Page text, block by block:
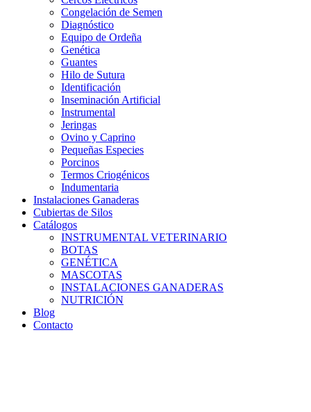
Congelación de Semen
Diagnóstico
Equipo de Ordeña
Genética
Guantes
Hilo de Sutura
Identificación
Inseminación Artificial
Instrumental
Jeringas
Ovino y Caprino
Pequeñas Especies
Porcinos
Termos Criogénicos
Indumentaria
Instalaciones Ganaderas
Cubiertas de Silos
Catálogos
INSTRUMENTAL VETERINARIO
BOTAS
GENÉTICA
MASCOTAS
INSTALACIONES GANADERAS
NUTRICIÓN
Blog
Contacto